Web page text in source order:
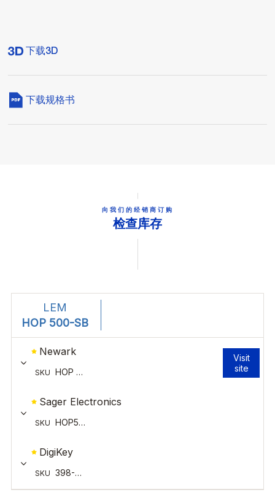
下载3D
下载规格书
向我们的经销商订购
检查库存